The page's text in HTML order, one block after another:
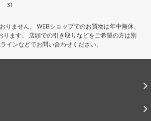
31
りません。 WEBショップでのお買物は年中無休、
ります。 店頭での引き取りなどをご希望の方は別
インなどでお問い合わせください。